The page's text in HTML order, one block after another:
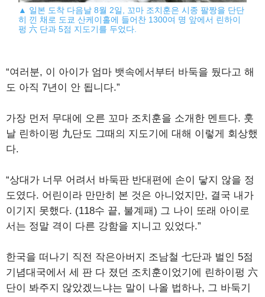
▲ 일본 도착 다음날 8월 2일, 꼬마 조치훈은 시종 팔짱을 단단
히 낀 채로 도쿄 산케이홀에 들어찬 1300여 명 앞에서 린하이
펑 六 단과 5점 지도기를 두었다.
“여러분, 이 아이가 엄마 뱃속에서부터 바둑을 뒀다고 해
도 아직 7년이 안 됩니다.”
가장 먼저 무대에 오른 꼬마 조치훈을 소개한 멘트다. 훗
날 린하이펑 九단도 그때의 지도기에 대해 이렇게 회상했
다.
“상대가 너무 어려서 바둑판 반대편에 손이 닿지 않을 정
도였다. 어린이라 만만히 본 것은 아니었지만, 결국 내가
이기지 못했다. (118수 끝, 불계패) 그 나이 또래 아이로
서는 정말 격이 다른 강함을 지니고 있었다.”
한국을 떠나기 직전 작은아버지 조남철 七단과 벌인 5점
기념대국에서 세 판 다 졌던 조치훈이었기에 린하이펑 六
단이 봐주지 않았겠느냐는 말이 나올 법하나, 그 바둑기